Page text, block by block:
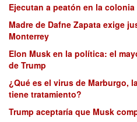
Ejecutan a peatón en la colonia
Madre de Dafne Zapata exige
Monterrey
Elon Musk en la política: el
de Trump
¿Qué es el virus de Marburgo,
tiene tratamiento?
Trump aceptaría que Musk